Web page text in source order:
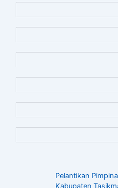
Pelantikan
Kabupaten